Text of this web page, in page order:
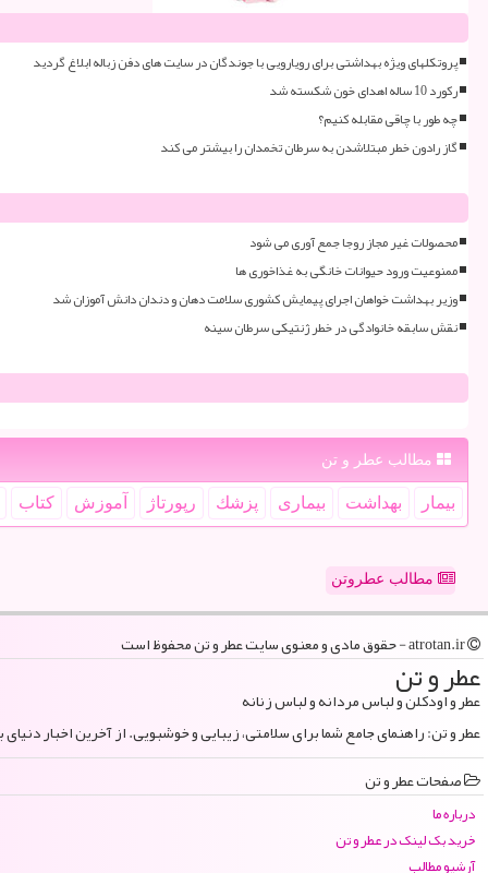
پروتکلهای ویژه بهداشتی برای رویارویی با جوندگان در سایت های دفن زباله ابلاغ گردید
رکورد 10 ساله اهدای خون شکسته شد
چه طور با چاقی مقابله کنیم؟
گاز رادون خطر مبتلاشدن به سرطان تخمدان را بیشتر می کند
محصولات غیر مجاز روجا جمع آوری می شود
ممنوعیت ورود حیوانات خانگی به غذاخوری ها
وزیر بهداشت خواهان اجرای پیمایش کشوری سلامت دهان و دندان دانش آموزان شد
نقش سابقه خانوادگی در خطر ژنتیکی سرطان سینه
مطالب عطر و تن
بیمار بهداشت بیماری پزشك رپورتاژ آموزش كتاب
مطالب عطروتن
عطر و تن
عطر و اودکلن و لباس مردانه و لباس زنانه
عطر و تن: راهنمای جامع شما برای سلامتی، زیبایی و خوشبویی. از آخرین اخبار
صفحات عطر و تن
درباره ما
خرید بک لینک در عطر و تن
آرشیو مطالب